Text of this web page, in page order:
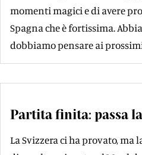
momenti magici e di avere
Spagna che è fortissima.
dobbiamo pensare ai
Partita finita: passa
La Svizzera ci ha provato, ma